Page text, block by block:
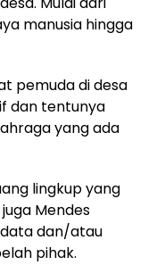
manusia hingga
pemuda di desa
dan tentunya
yang ada
lingkup yang
Mendes
dan/atau
pihak.